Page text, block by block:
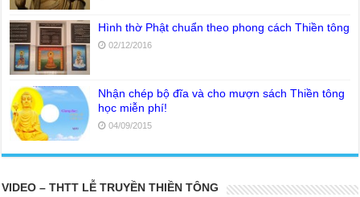
Hình thờ Phật chuẩn theo phong cách Thiền tông
02/12/2016
Nhận chép bộ đĩa và cho mượn sách Thiền tông
học miễn phí!
04/09/2015
VIDEO – THTT LỄ TRUYỀN THIỀN TÔNG